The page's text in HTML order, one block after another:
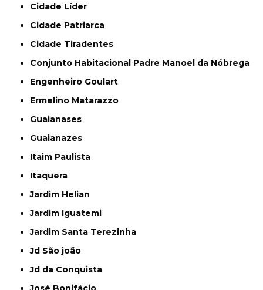
Cidade Líder
Cidade Patriarca
Cidade Tiradentes
Conjunto Habitacional Padre Manoel da Nóbrega
Engenheiro Goulart
Ermelino Matarazzo
Guaianases
Guaianazes
Itaim Paulista
Itaquera
Jardim Helian
Jardim Iguatemi
Jardim Santa Terezinha
Jd São joão
Jd da Conquista